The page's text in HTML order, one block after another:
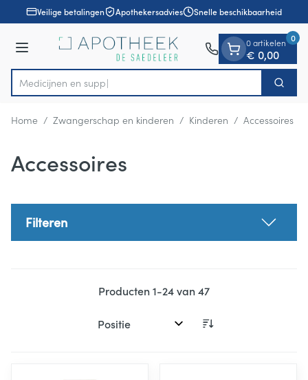
Ga naar de inhoud
1 van 1Veilige betalingen Apothekersadvies Snelle beschikbaarheid
Menu
Product, merk, categorie... Zoek
0 artikelen
€ 0,00
0
Home / Zwangerschap en kinderen / Kinderen / Accessoires
Accessoires
Filteren
Producten1-24van47
Sorteer op: